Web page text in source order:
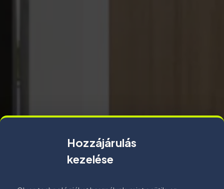
Hozzájárulás
kezelése